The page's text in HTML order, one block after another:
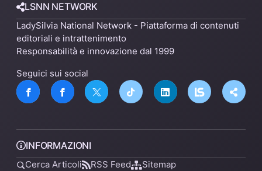
LSNN NETWORK
LadySilvia National Network - Piattaforma di contenuti
editoriali e intrattenimento
Responsabilità e innovazione dal 1999
Seguici sui social
INFORMAZIONI
Cerca Articoli RSS Feed Sitemap